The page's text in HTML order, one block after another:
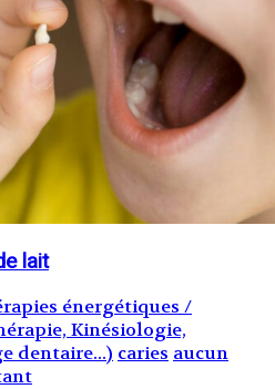
lait
énergétiques /
Kinésiologie,
dentaire...) caries aucun